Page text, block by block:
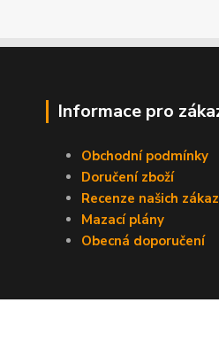
Informace pro
Obchodní podmínky
Doručení zboží
Recenze našich
Mazací plány
Obecná doporučení